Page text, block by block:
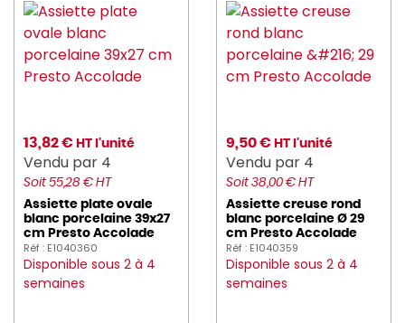
13,82 € HT l'unité
Vendu par 4
Soit 55,28 € HT
Assiette plate ovale
blanc porcelaine 39x27
cm Presto Accolade
Réf : E1040360
Disponible sous 2 à 4
semaines
9,50 € HT l'unité
Vendu par 4
Soit 38,00 € HT
Assiette creuse rond
blanc porcelaine Ø 29
cm Presto Accolade
Réf : E1040359
Disponible sous 2 à 4
semaines